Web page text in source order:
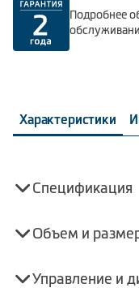
Подробнее
Характеристики
Спецификация
Объем и
Управление и